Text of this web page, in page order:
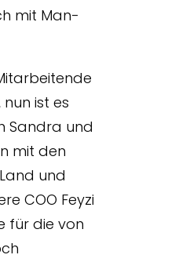
mit Man-
ist es
Sandra und
mit den
und
COO Feyzi
für die von